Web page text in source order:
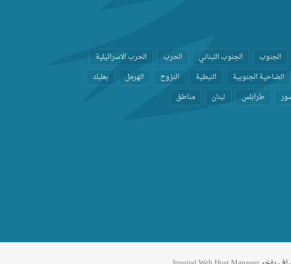
الجنوب الجنوب اللبناني الحرب
الحرب الاسرائيلية
الضاحية الجنوبية النبطية النزوح الهرمل
بعلبك
طرابلس لبنان مناطق